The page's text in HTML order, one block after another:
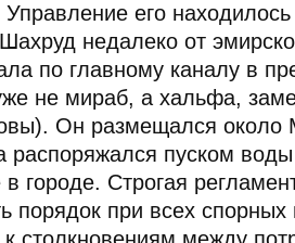
его находилось
недалеко от
по главному каналу в
не мираб, а хальфа,
Он размещался около
распоряжался пуском
городе. Строгая
порядок при всех спорных